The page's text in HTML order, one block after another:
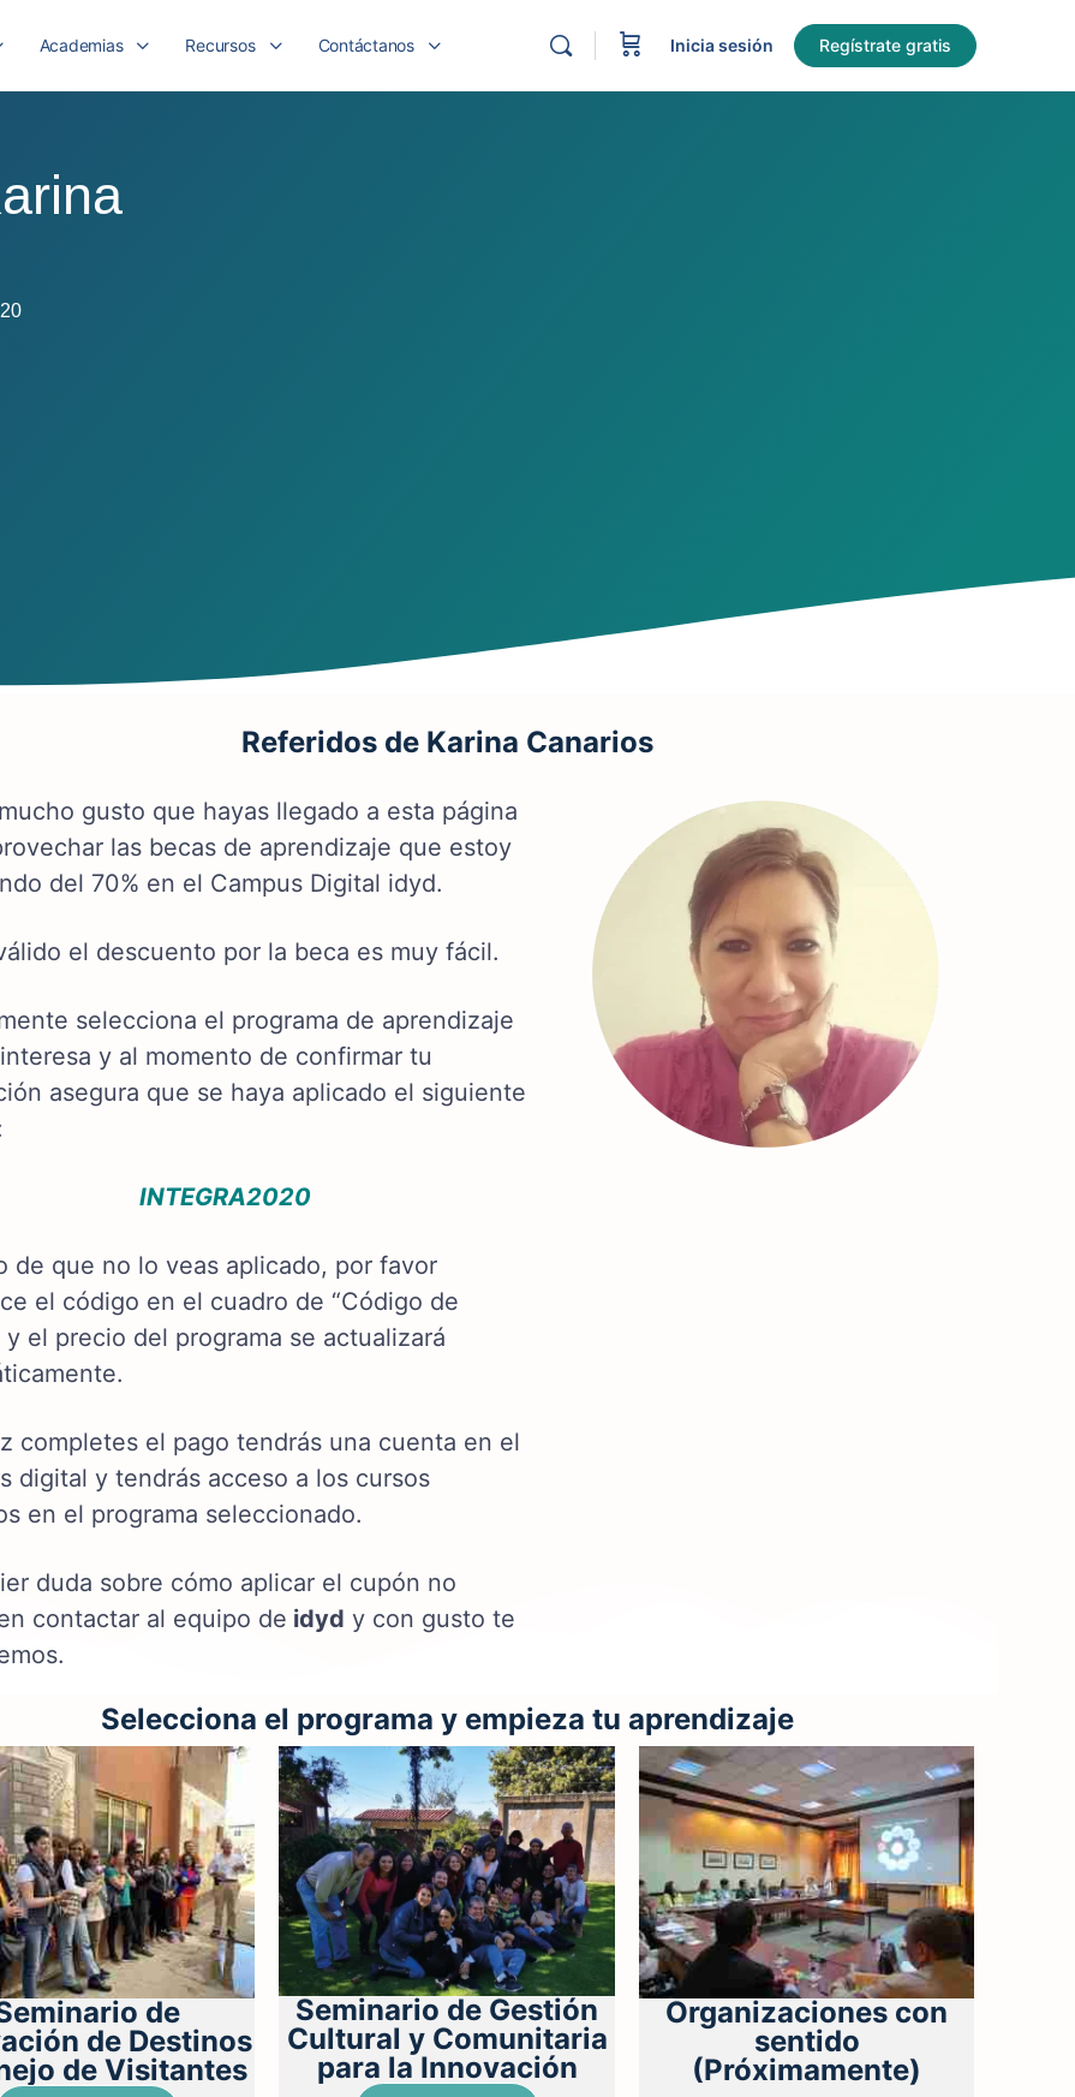
Academias Recursos Contáctanos Inicia sesión Regístrate gratis
Referidos de Karina Canarios
gusto que hayas llegado a esta página
las becas de aprendizaje que estoy
del 70% en el Campus Digital idyd.
el descuento por la beca es muy fácil.
selecciona el programa de aprendizaje
y al momento de confirmar tu
asegura que se haya aplicado el siguiente
INTEGRA2020
de que no lo veas aplicado, por favor
el código en el cuadro de “Código de
y el precio del programa se actualizará
completes el pago tendrás una cuenta en el
digital y tendrás acceso a los cursos
en el programa seleccionado.
duda sobre cómo aplicar el cupón no
contactar al equipo de idyd y con gusto te
Selecciona el programa y empieza tu aprendizaje
de
de Destinos
de Visitantes
Seminario de Gestión
Cultural y Comunitaria
para la Innovación
Organizaciones con
sentido
(Próximamente)